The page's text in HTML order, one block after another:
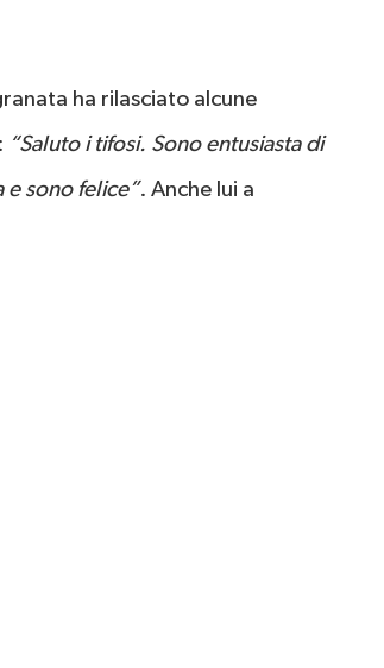
ha rilasciato alcune
“Saluto i tifosi. Sono entusiasta di
e sono felice”. Anche lui a